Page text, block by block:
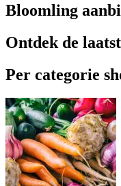
Bloomling
Ontdek de
Per categorie